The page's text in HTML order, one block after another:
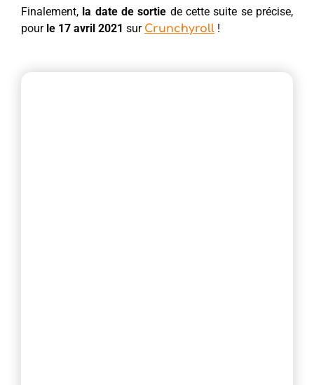
Finalement, la date de sortie de cette suite se précise,
pour le 17 avril 2021 sur Crunchyroll !